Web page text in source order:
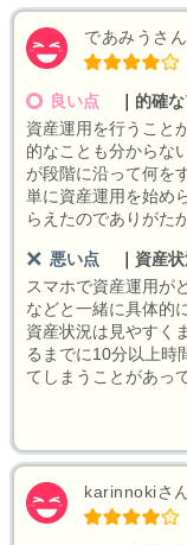
であみうさ
良い点
的確
資産運用を行うこと
的なことも分からな
が段階に沿って何を
単に資産運用を始め
らえたのでありがた
悪い点
資産
スマホで資産運用が
などと一緒に具体的
資産状況は見やすく
るまでに10分以上時
てしまうことがあっ
karinnokiさ